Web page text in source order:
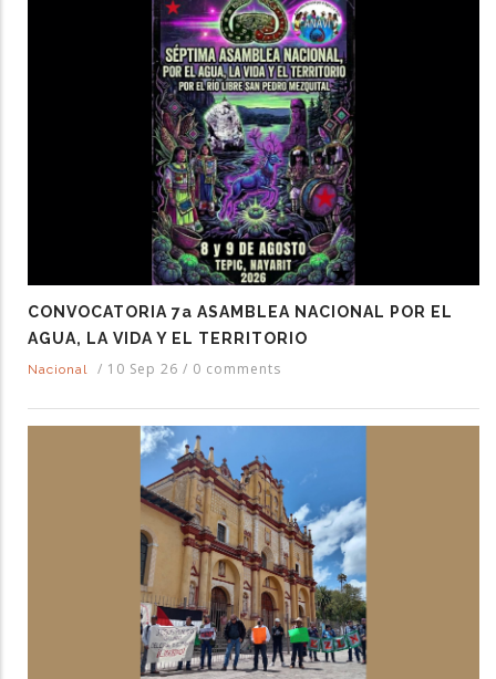
CONVOCATORIA 7a ASAMBLEA NACIONAL POR EL
AGUA, LA VIDA Y EL TERRITORIO
Nacional / 10 Sep 26 / 0 comments